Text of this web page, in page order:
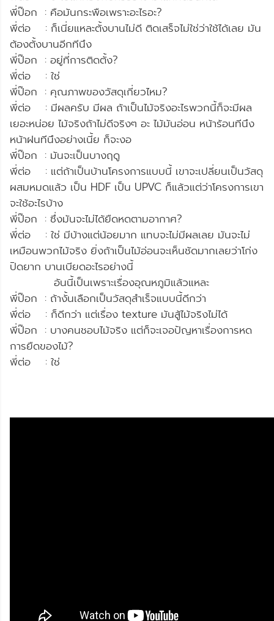
พี่ป๊อก : คือมันกระพือเพราะอะไรอะ?
พี่ต่อ : ก็เนี่ยแหละตั้งบานไม่ดี ติดเสร็จไม่ใช่ว่าใช้ได้เลย มัน
ต้องตั้งบานอีกทีนึง
พี่ป๊อก : อยู่ที่การติดตั้ง?
พี่ต่อ : ใช่
พี่ป๊อก : คุณภาพของวัสดุเกี่ยวไหม?
พี่ต่อ : มีผลครับ มีผล ถ้าเป็นไม้จริงอะไรพวกนี้ก็จะมีผล
เยอะหน่อย ไม้จริงถ้าไม่ดีจริงๆ อะ ไม้มันอ่อน หน้าร้อนทีนึง
หน้าฝนทีนึงอย่างเนี้ย ก็จะงอ
พี่ป๊อก : มันจะเป็นบางฤดู
พี่ต่อ : แต่ถ้าเป็นบ้านโครงการแบบนี้ เขาจะเปลี่ยนเป็นวัสดุ
ผสมหมดแล้ว เป็น HDF เป็น UPVC ก็แล้วแต่ว่าโครงการเขา
จะใช้อะไรบ้าง
พี่ป๊อก : ซึ่งมันจะไม่ได้ยืดหดตามอากาศ?
พี่ต่อ : ใช่ มีบ้างแต่น้อยมาก แทบจะไม่มีผลเลย มันจะไม่
เหมือนพวกไม้จริง ยิ่งถ้าเป็นไม้อ่อนจะเห็นชัดมากเลยว่าโก่ง
ปิดยาก บานเบียดอะไรอย่างนี้
อันนี้เป็นเพราะเรื่องอุณหภูมิแล้วแหละ
พี่ป๊อก : ถ้างั้นเลือกเป็นวัสดุสำเร็จแบบนี้ดีกว่า
พี่ต่อ : ก็ดีกว่า แต่เรื่อง texture มันสู้ไม้จริงไม่ได้
พี่ป๊อก : บางคนชอบไม้จริง แต่ก็จะเจอปัญหาเรื่องการหด
การยืดของไม้?
พี่ต่อ : ใช่